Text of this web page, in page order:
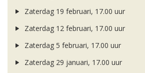
Zaterdag 19 februari, 17.00 uur
Zaterdag 12 februari, 17.00 uur
Zaterdag 5 februari, 17.00 uur
Zaterdag 29 januari, 17.00 uur